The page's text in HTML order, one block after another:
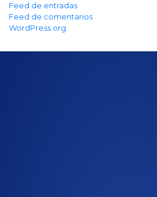
Feed de entradas
Feed de comentarios
WordPress.org